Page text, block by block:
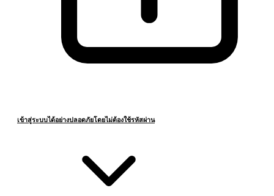
เข้าสู่ระบบได้อย่างปลอดภัยโดยไม่ต้องใช้รหัสผ่าน